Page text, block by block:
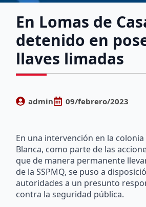
En Lomas de
detenido en
llaves limadas
admin 09/febrero/2023
En una intervención en la colonia
Blanca, como parte de las
que de manera permanente
de la SSPMQ, se puso a
autoridades a un presunto
contra la seguridad pública.